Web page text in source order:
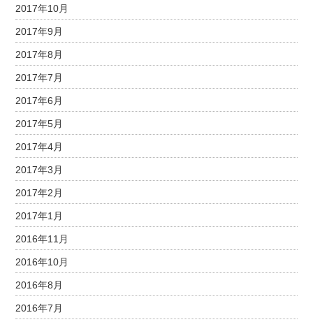
2017年10月
2017年9月
2017年8月
2017年7月
2017年6月
2017年5月
2017年4月
2017年3月
2017年2月
2017年1月
2016年11月
2016年10月
2016年8月
2016年7月